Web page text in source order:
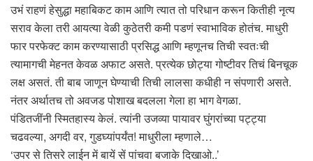
उभं राहणं हेसुद्धा महाबिकट काम आणि त्यात तो परिधान करून कितीही नृत्य
सराव केला तरी आयत्या वेळी कुठेतरी कमी पडणं स्वाभाविक होतंच. माधुरी
फार परफेक्ट काम करण्यासाठी प्रसिद्ध आणि म्हणूनच तिची स्वतःची
त्यामागची मेहनत केवळ अफाट असते. प्रत्येक छोट्या गोष्टीवर तिचं बिनचूक
लक्ष असतं. ती बाब जाणून घेण्याची तिची लालसा कधीही न संपणारी असते.
नंतर अर्थातच तो अवजड पोशाख बदलला गेला हा भाग वेगळा.
पंडितजींनी स्मितहास्य केलं. त्यांनी उजव्या पायावर घुंगरांच्या पट्ट्या
चढवल्या, अगदी वर, गुडघ्यांपर्यंत! माधुरीला म्हणाले…
‘उपर से तिसरे लाईन में बायें सें पांचवा बजाके दिखाओ..’